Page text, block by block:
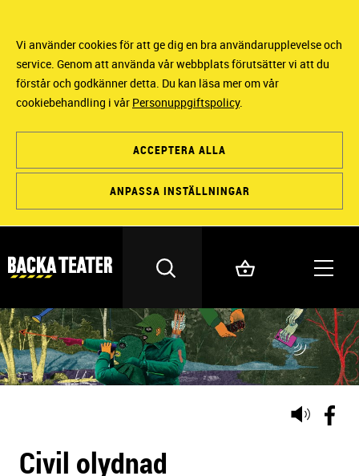
Vi använder cookies för att ge dig en bra användarupplevelse och
service. Genom att använda vår webbplats förutsätter vi att du
förstår och godkänner detta. Du kan läsa mer om vår
cookiebehandling i vår Personuppgiftspolicy.
ACCEPTERA ALLA
ANPASSA INSTÄLLNINGAR
Lyssna
Civil olydnad